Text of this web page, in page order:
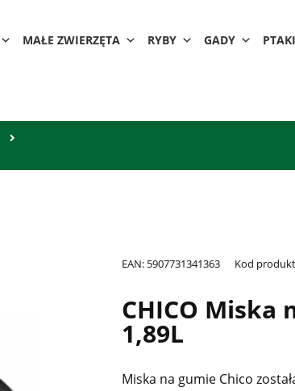
MAŁE ZWIERZĘTA RYBY GADY PTAKI
EAN: 5907731341363 Kod
CHICO Miska
1,89L
Miska na gumie Chico